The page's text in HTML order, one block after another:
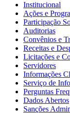
Institucional
Ações e
Participação
Auditorias
Convênios e
Receitas e
Licitações e
Servidores
Informações
Serviço de
Perguntas
Dados Abertos
Sanções